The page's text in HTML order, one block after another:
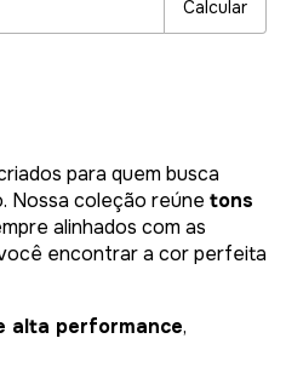
Calcular
para quem busca
Nossa coleção reúne tons
alinhados com as
encontrar a cor perfeita
alta performance,